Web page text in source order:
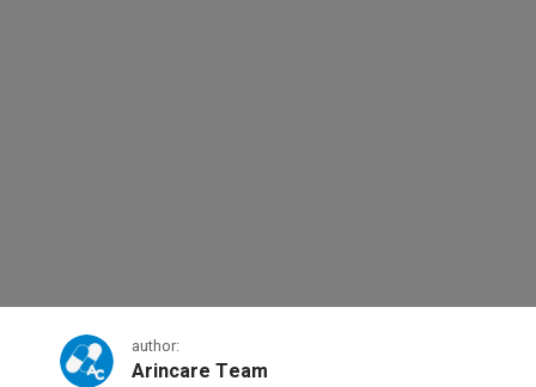
author:
Arincare Team